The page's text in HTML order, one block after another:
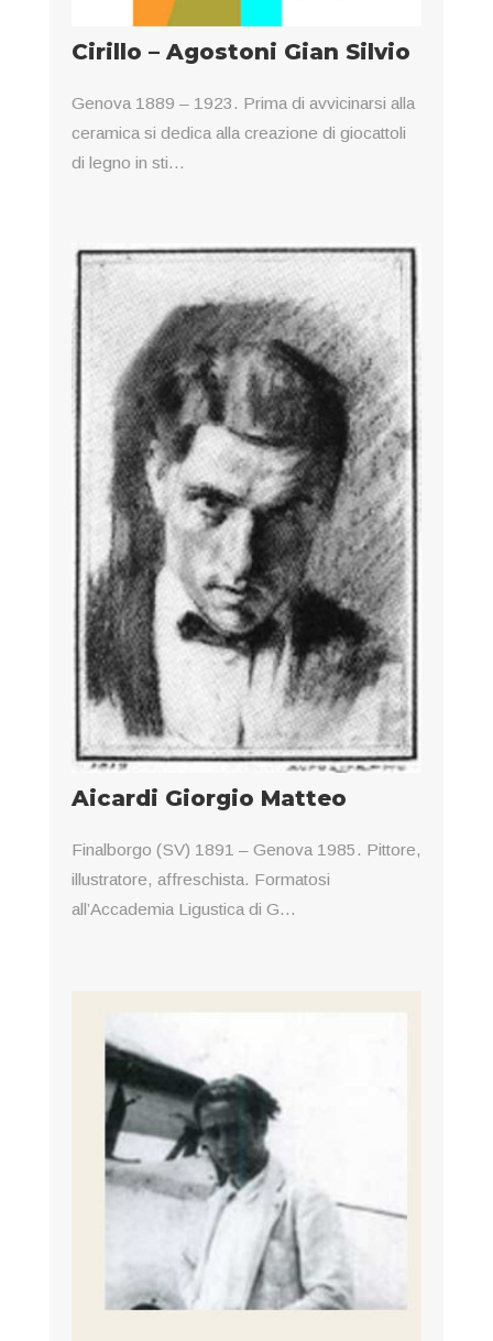
Cirillo – Agostoni Gian Silvio
Genova 1889 – 1923. Prima di avvicinarsi alla
ceramica si dedica alla creazione di giocattoli
di legno in sti...
Aicardi Giorgio Matteo
Finalborgo (SV) 1891 – Genova 1985. Pittore,
illustratore, affreschista. Formatosi
all’Accademia Ligustica di G...